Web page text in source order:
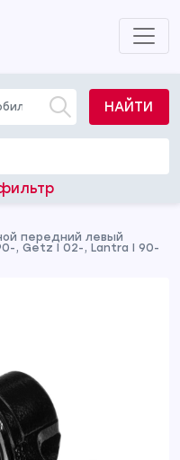
НАЙТИ
передний левый
, Getz I 02-, Lantra I 90-